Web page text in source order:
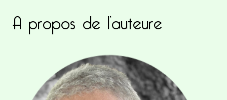
A propos de l’auteure